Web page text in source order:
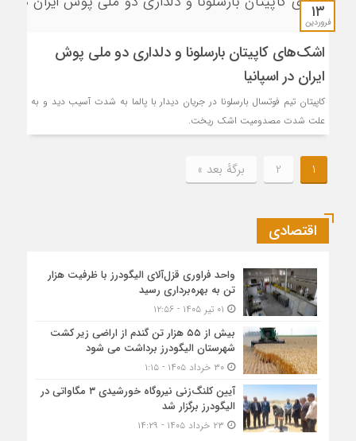
۱۳
فروردین
اشک‌های کاپیتان بارسلونا و دلداری دو ملی پوش
ایران در اسپانیا
کاپیتان تیم فوتسال بارسلونا در جریان دیدار با پالما به شدت آسیب دید و به
علت شدت مصدومیت اشک ریخت.
1
2 برگهٔ بعد »
اقتصادی
واحد فراوری قزل‌آلای الیگودرز با ظرفیت هزار
تن به بهره‌برداری رسید
بیش از ۵۵ هزار تن گندم از اراضی زیر کشت
شهرستان الیگودرز برداشت می شود
۳۰ خرداد ۱۴۰۵ - ۱:۱۵
آیین کلنگ‌زنی نیروگاه خورشیدی ۳ مگاواتی در
الیگودرز برگزار شد